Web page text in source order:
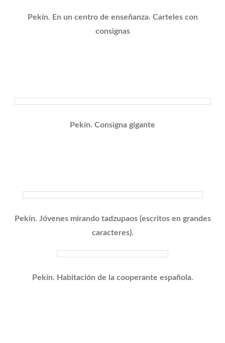
Pekín. En un centro de enseñanza. Carteles con
consignas
Pekín. Consigna gigante
Pekín. Jóvenes mirando tadzupaos (escritos en grandes
caracteres).
Pekín. Habitación de la cooperante española.